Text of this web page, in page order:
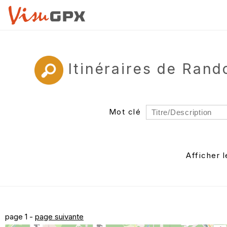
Itinéraires de
Mot clé
Auteur
Afficher
page 1 - page suivante